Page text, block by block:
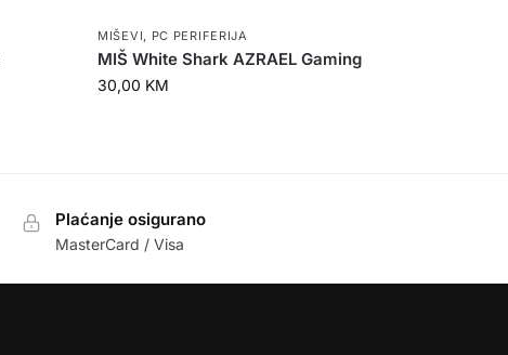
MIŠEVI, PC PERIFERIJA
MIŠ White Shark AZRAEL Gaming
30,00 KM
Plaćanje osigurano
MasterCard / Visa